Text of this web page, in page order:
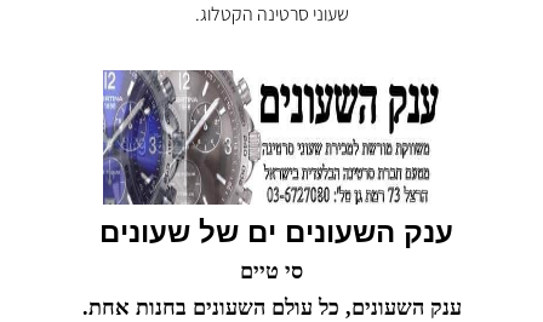
שעוני סרטינה הקטלוג.
ענק השעונים ים של שעונים
סי טיים
ענק השעונים, כל עולם השעונים בחנות אחת.